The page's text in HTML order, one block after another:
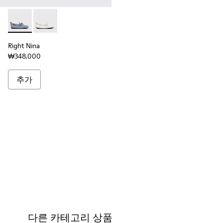
Right Nina - K201848-005 - 여성용 블루 컬러 가죽 소재 발
Right Nina - K201848-004
Right Nina
₩348,000
추가
다른 카테고리 상품